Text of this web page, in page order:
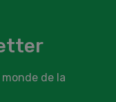
de la